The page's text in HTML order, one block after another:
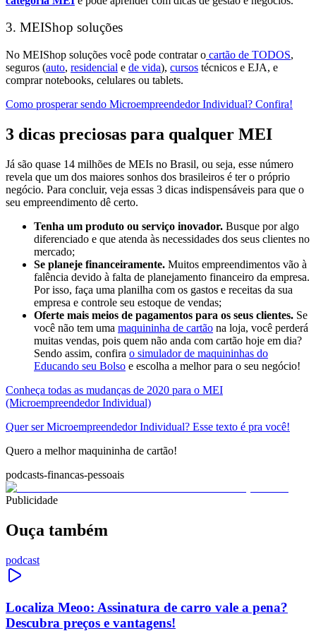
3. MEIShop soluções
No MEIShop soluções você pode contratar o cartão de TODOS,
seguros (auto, residencial e de vida), cursos técnicos e EJA, e
comprar notebooks, celulares ou tablets.
Como prosperar sendo Microempreendedor Individual? Confira!
3 dicas preciosas para qualquer MEI
Já são quase 14 milhões de MEIs no Brasil, ou seja, esse número
revela que um dos maiores sonhos dos brasileiros é ter o próprio
negócio. Para concluir, veja essas 3 dicas indispensáveis para que o
seu empreendimento dê certo.
Tenha um produto ou serviço inovador. Busque por algo
diferenciado e que atenda às necessidades dos seus clientes no
mercado;
Se planeje financeiramente. Muitos empreendimentos vão à
falência devido à falta de planejamento financeiro da empresa.
Por isso, faça uma planilha com os gastos e receitas da sua
empresa e controle seu estoque de vendas;
Oferte mais meios de pagamentos para os seus clientes. Se
você não tem uma maquininha de cartão na loja, você perderá
muitas vendas, pois quem não anda com cartão hoje em dia?
Sendo assim, confira o simulador de maquininhas do
Educando seu Bolso e escolha a melhor para o seu negócio!
Conheça todas as mudanças de 2020 para o MEI
(Microempreendedor Individual)
Quer ser Microempreendedor Individual? Esse texto é pra você!
Quero a melhor maquininha de cartão!
podcasts-financas-pessoais
Publicidade
Ouça também
podcast
Localiza Meoo: Assinatura de carro vale a pena?
Descubra preços e vantagens!